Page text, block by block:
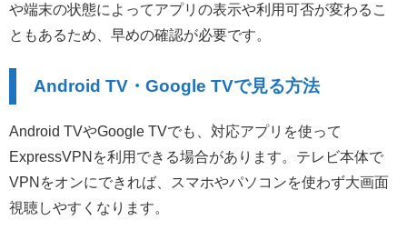
や端末の状態によってアプリの表示や利用可否が変わるこ
ともあるため、早めの確認が必要です。
Android TV・Google TVで見る方法
Android TVやGoogle TVでも、対応アプリを使って
ExpressVPNを利用できる場合があります。テレビ本体で
VPNをオンにできれば、スマホやパソコンを使わず大画面
視聴しやすくなります。